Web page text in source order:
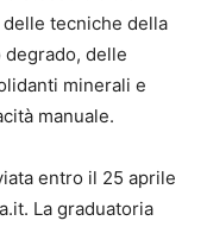
tecniche della
delle
minerali e
manuale.
entro il 25 aprile
La graduatoria